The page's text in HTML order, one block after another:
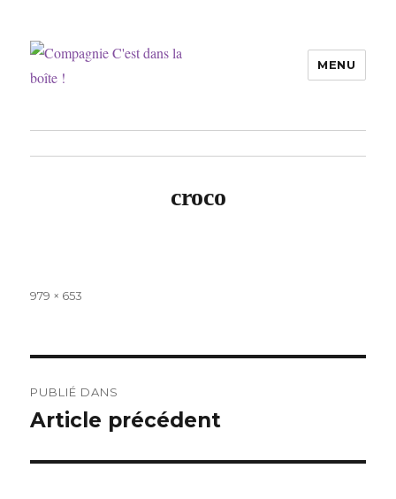
MENU
croco
Taille
979 × 653
de
PUBLIÉ DANS
Article précédent